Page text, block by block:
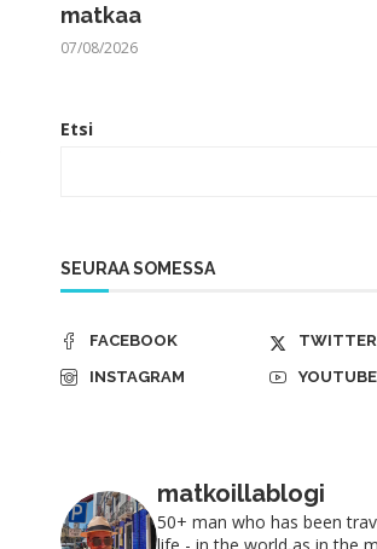
matkaa
07/08/2026
Etsi
SEURAA SOMESSA
FACEBOOK
TWITTER
INSTAGRAM
YOUTUBE
matkoillablogi
50+ man who has been
life - in the world,as in the